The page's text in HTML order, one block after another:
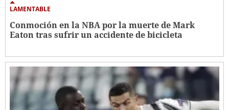
LAMENTABLE
Conmoción en la NBA por la muerte de Mark
Eaton tras sufrir un accidente de bicicleta